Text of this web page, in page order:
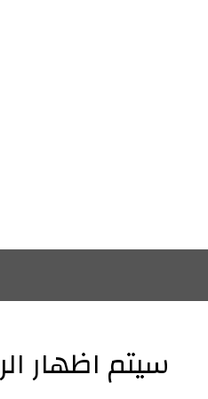
سيتم اظهار